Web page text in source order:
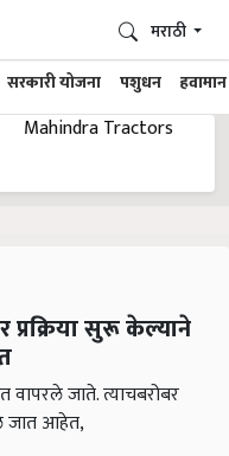
सरकारी योजना पशुधन हवामान
मराठी
सुरू केल्याने
वापरले जाते. त्याचबरोबर
जात आहेत,